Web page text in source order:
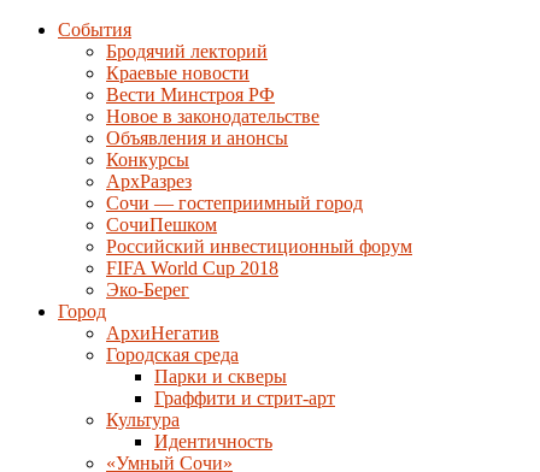
События
Бродячий лекторий
Краевые новости
Вести Минстроя РФ
Новое в законодательстве
Объявления и анонсы
Конкурсы
АрхРазрез
Сочи — гостеприимный город
СочиПешком
Российский инвестиционный форум
FIFA World Cup 2018
Эко-Берег
Город
АрхиНегатив
Городская среда
Парки и скверы
Граффити и стрит-арт
Культура
Идентичность
«Умный Сочи»